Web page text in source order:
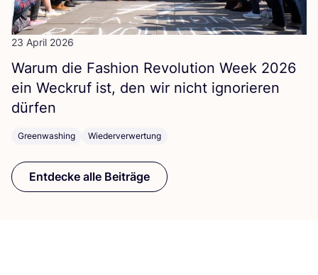
23 April 2026
War­um die Fashion Revo­lu­ti­on Week 2026
ein Weck­ruf ist, den wir nicht igno­rie­ren
dürfen
Greenwashing Wiederverwertung
Entdecke alle Beiträge